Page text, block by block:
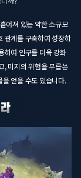
어져 있는 약한 소규모
관계를 구축하여 성장하
하여 인구를 더욱 강화
, 미지의 위험을 무릅쓴
얻을 수도 있습니다.